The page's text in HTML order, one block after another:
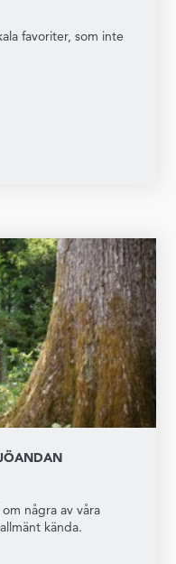
favoriter, som inte
några av våra
kända.